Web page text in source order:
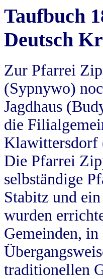
Taufbuch
Deutsch
Zur Pfarrei
(Sypnywo)
Jagdhaus
die
Klawittersdorf
Die Pfarrei
selbständige
Stabitz und
wurden
Gemeinden, in
traditionellen